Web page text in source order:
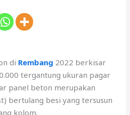
di Rembang 2022 berkisar
tergantung ukuran pagar
panel beton merupakan
bertulang besi yang tersusun
kolom.